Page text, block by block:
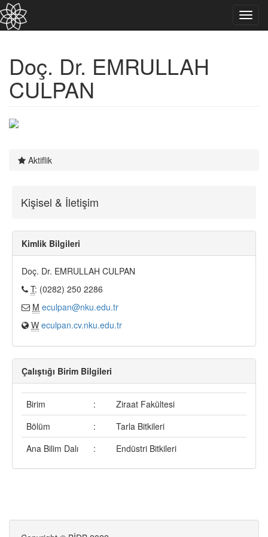
Doç. Dr. EMRULLAH
CULPAN
Aktiflik
Kişisel & İletişim
Kimlik Bilgileri
Doç. Dr. EMRULLAH CULPAN
T: (0282) 250 2286
M eculpan@nku.edu.tr
W eculpan.cv.nku.edu.tr
Çalıştığı Birim Bilgileri
Birim :
Ziraat Fakültesi
Bölüm
:
Tarla Bitkileri
Ana Bilim Dalı
: Endüstri Bitkileri